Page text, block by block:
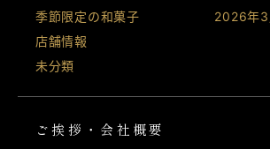
季節限定の和菓子
店舗情報
未分類
2026年3
ご挨拶・会社概要